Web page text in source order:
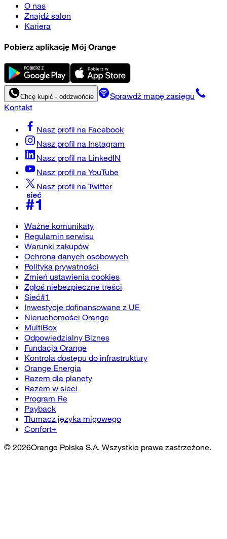
O nas
Znajdź salon
Kariera
Pobierz aplikację Mój Orange
Chcę kupić - oddzwońcie
Sprawdź mapę zasięgu
Kontakt
Nasz profil na Facebook
Nasz profil na Instagram
Nasz profil na LinkedIN
Nasz profil na YouTube
Nasz profil na Twitter
Ważne komunikaty
Regulamin serwisu
Warunki zakupów
Ochrona danych osobowych
Polityka prywatności
Zmień ustawienia cookies
Zgłoś niebezpieczne treści
Sieć#1
Inwestycje dofinansowane z UE
Nieruchomości Orange
MultiBox
Odpowiedzialny Biznes
Fundacja Orange
Kontrola dostępu do infrastruktury
Orange Energia
Razem dla planety
Razem w sieci
Program Re
Payback
Tłumacz języka migowego
Confort+
© 2026Orange Polska S.A. Wszystkie prawa zastrzeżone.